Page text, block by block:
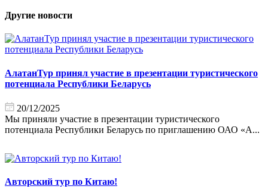
Другие новости
АлатанТур принял участие в презентации туристического
потенциала Республики Беларусь
20/12/2025
Мы приняли участие в презентации туристического
потенциала Республики Беларусь по приглашению ОАО «А...
Авторский тур по Китаю!